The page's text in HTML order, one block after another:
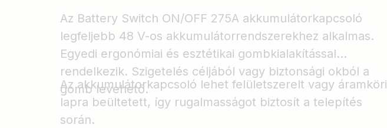
Az Battery Switch ON/OFF 275A akkumulátorkapcsoló
legfeljebb 48 V-os akkumulátorrendszerekhez alkalmas.
Egyedi ergonómiai és esztétikai gombkialakítással
rendelkezik. Szigetelés céljából vagy biztonsági okból a
gomb levehető.
Az akkumulátorkapcsoló lehet felületszerelt vagy áramköri
lapra beültetett, így rugalmasságot biztosít a telepítés
során.